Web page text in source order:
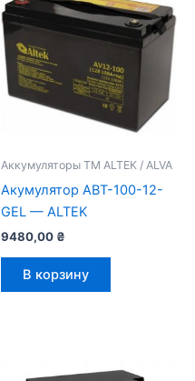
Аккумуляторы ТМ ALTEK / ALVA
Акумулятор ABT-100-12-
GEL — ALTEK
9480,00 ₴
В корзину